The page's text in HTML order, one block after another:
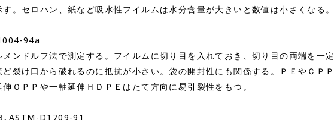
。セロハン、紙など吸水性フイルムは水分含量が大きいと数値は小さくなる。
94a
ンドルフ法で測定する。フイルムに切り目を入れておき、切り目の両端を一
裂け口から破れるのに抵抗が小さい。袋の開封性にも関係する。ＰＥやＣＰ
ＯＰＰや一軸延伸ＨＤＰＥはたて方向に易引裂性をもつ。
ASTM-D1709-91